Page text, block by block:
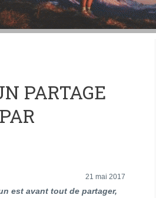
PARTAGE
21 mai 2017
est avant tout de partager,